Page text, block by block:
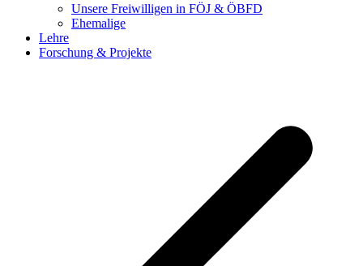
Unsere Freiwilligen in FÖJ & ÖBFD
Ehemalige
Lehre
Forschung & Projekte